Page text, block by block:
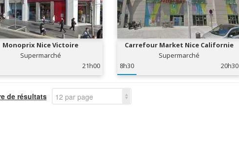
Monoprix Nice Victoire
Supermarché
21h00
Carrefour Market Nice Californie
Supermarché
8h30
20h30
de résultats 12 par page